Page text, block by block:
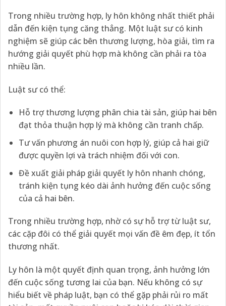
Trong nhiều trường hợp, ly hôn không nhất thiết phải
dẫn đến kiện tụng căng thẳng. Một luật sư có kinh
nghiệm sẽ giúp các bên thương lượng, hòa giải, tìm ra
hướng giải quyết phù hợp mà không cần phải ra tòa
nhiều lần.
Luật sư có thể:
Hỗ trợ thương lượng phân chia tài sản, giúp hai bên
đạt thỏa thuận hợp lý mà không cần tranh chấp.
Tư vấn phương án nuôi con hợp lý, giúp cả hai giữ
được quyền lợi và trách nhiệm đối với con.
Đề xuất giải pháp giải quyết ly hôn nhanh chóng,
tránh kiện tụng kéo dài ảnh hưởng đến cuộc sống
của cả hai bên.
Trong nhiều trường hợp, nhờ có sự hỗ trợ từ luật sư,
các cặp đôi có thể giải quyết mọi vấn đề êm đẹp, ít tổn
thương nhất.
Ly hôn là một quyết định quan trọng, ảnh hưởng lớn
đến cuộc sống tương lai của bạn. Nếu không có sự
hiểu biết về pháp luật, bạn có thể gặp phải rủi ro mất